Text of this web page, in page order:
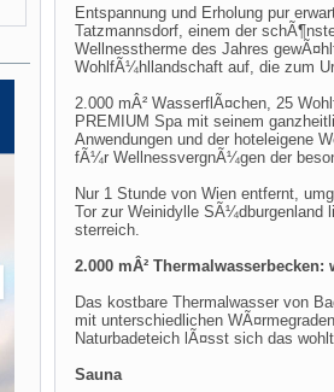
Entspannung und Erholung pur
Tatzmannsdorf, einem der
Wellnesstherme des Jahres
WohlfÃ¼hllandschaft auf, die zum
2.000 mÂ² WasserflÃ¤chen, 25
PREMIUM Spa mit seinem
Anwendungen und der hoteleigene
fÃ¼r WellnessvergnÃ¼gen der
Nur 1 Stunde von Wien entfernt,
Tor zur Weinidylle SÃ¼dburgenland
sterreich.
2.000 mÂ²
Das kostbare Thermalwasser von
mit unterschiedlichen
Naturbadeteich lÃ¤sst sich das
Sauna